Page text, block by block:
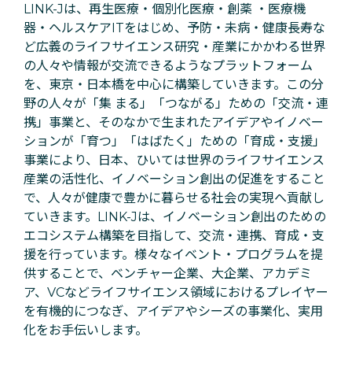
LINK-Jは、再生医療・個別化医療・創薬 ・医療機
器・ヘルスケアITをはじめ、予防・未病・健康長寿な
ど広義のライフサイエンス研究・産業にかかわる世界
の人々や情報が交流できるようなプラットフォーム
を、東京・日本橋を中心に構築していきます。この分
野の人々が「集 まる」「つながる」ための「交流・連
携」事業と、そのなかで生まれたアイデアやイノベー
ションが「育つ」「はばたく」ための「育成・支援」
事業により、日本、ひいては世界のライフサイエンス
産業の活性化、イノベーション創出の促進をすること
で、人々が健康で豊かに暮らせる社会の実現へ貢献し
ていきます。LINK-Jは、イノベーション創出のための
エコシステム構築を目指して、交流・連携、育成・支
援を行っています。様々なイベント・プログラムを提
供することで、ベンチャー企業、大企業、アカデミ
ア、VCなどライフサイエンス領域におけるプレイヤー
を有機的につなぎ、アイデアやシーズの事業化、実用
化をお手伝いします。